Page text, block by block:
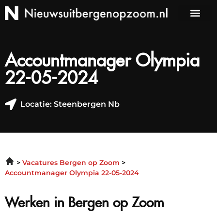
Accountmanager Olympia
22-05-2024
Locatie: Steenbergen Nb
Vacatures Bergen op Zoom
Accountmanager Olympia 22-05-2024
Werken in Bergen op Zoom